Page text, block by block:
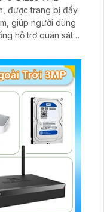
RẺ
B1E29-A-IL
được trang bị đầy
giúp người dùng